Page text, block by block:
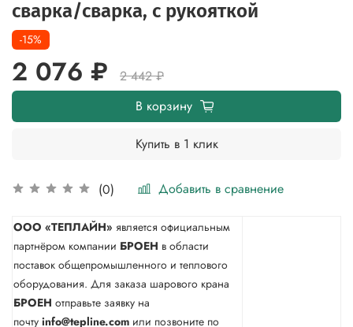
сварка/cварка, с рукояткой
(0) Добавить в сравнение
-15%
2 076 ₽
2 442 ₽
В корзину
Купить в 1 клик
ООО «ТЕПЛАЙН» является официальным
партнёром компании БРОЕН в области
поставок общепромышленного и теплового
оборудования. Для заказа шарового крана
БРОЕН отправьте заявку на
почту info@tepline.com или позвоните по